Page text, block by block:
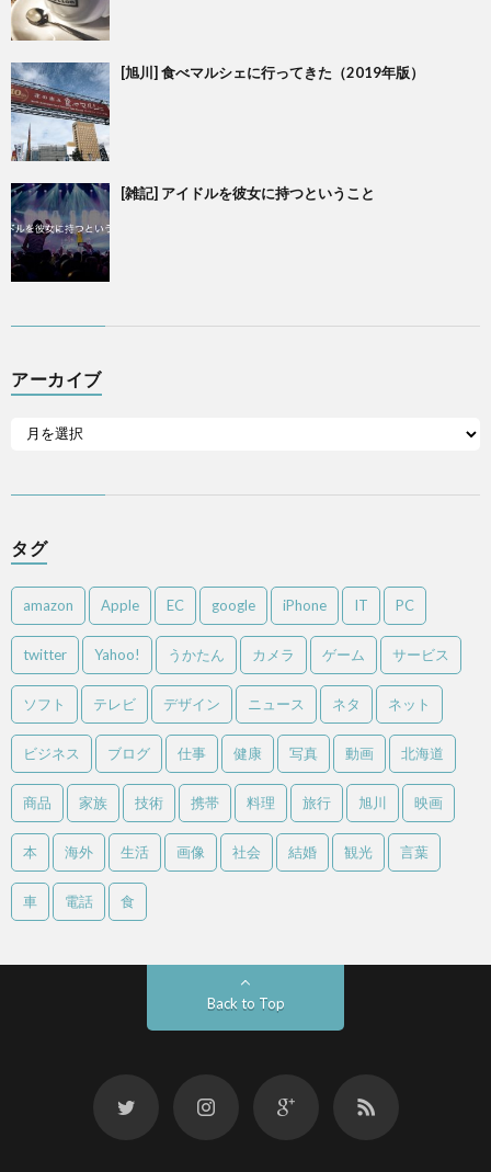
[旭川] 食べマルシェに行ってきた（2019年版）
[雑記] アイドルを彼女に持つということ
アーカイブ
タグ
amazon Apple EC google iPhone IT PC
twitter Yahoo! うかたん カメラ ゲーム サービス
ソフト テレビ デザイン ニュース ネタ ネット
ビジネス ブログ 仕事 健康 写真 動画 北海道
商品 家族 技術 携帯 料理 旅行 旭川 映画
本 海外 生活 画像 社会 結婚 観光 言葉
車 電話 食
Back to Top